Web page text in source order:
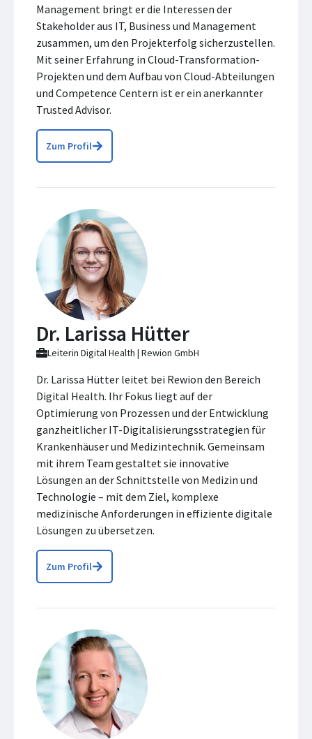
Management bringt er die Interessen der
Stakeholder aus IT, Business und Management
zusammen, um den Projekterfolg sicherzustellen.
Mit seiner Erfahrung in Cloud-Transformation-
Projekten und dem Aufbau von Cloud-Abteilungen
und Competence Centern ist er ein anerkannter
Trusted Advisor.
Zum Profil
Dr. Larissa Hütter
Leiterin Digital Health | Rewion GmbH
Dr. Larissa Hütter leitet bei Rewion den Bereich
Digital Health. Ihr Fokus liegt auf der
Optimierung von Prozessen und der Entwicklung
ganzheitlicher IT-Digitalisierungsstrategien für
Krankenhäuser und Medizintechnik. Gemeinsam
mit ihrem Team gestaltet sie innovative
Lösungen an der Schnittstelle von Medizin und
Technologie – mit dem Ziel, komplexe
medizinische Anforderungen in effiziente digitale
Lösungen zu übersetzen.
Zum Profil